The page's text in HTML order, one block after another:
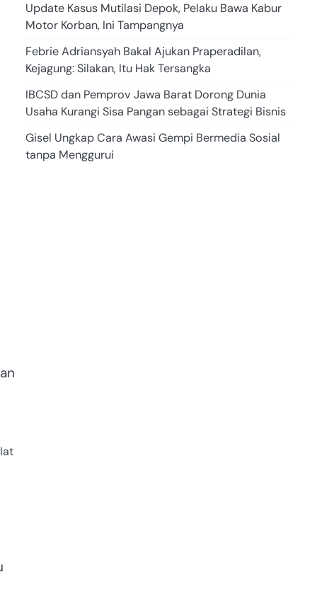
Update Kasus Mutilasi Depok, Pelaku Bawa Kabur
Motor Korban, Ini Tampangnya
Febrie Adriansyah Bakal Ajukan Praperadilan,
Kejagung: Silakan, Itu Hak Tersangka
IBCSD dan Pemprov Jawa Barat Dorong Dunia
Usaha Kurangi Sisa Pangan sebagai Strategi Bisnis
Gisel Ungkap Cara Awasi Gempi Bermedia Sosial
tanpa Menggurui